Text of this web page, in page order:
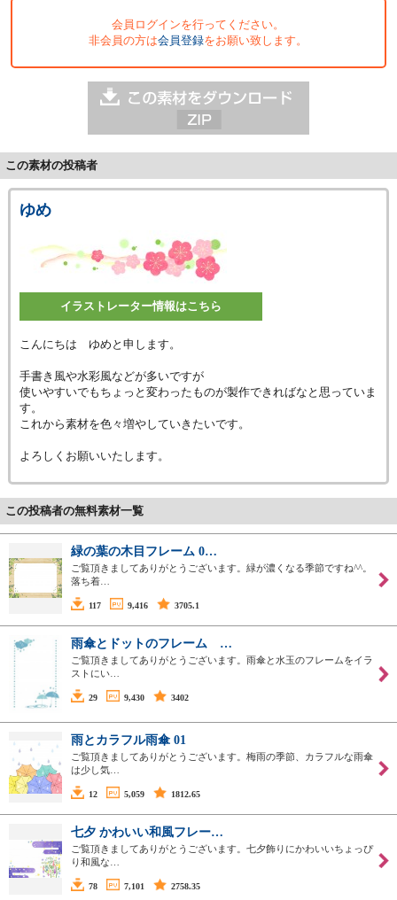
会員ログインを行ってください。
非会員の方は会員登録をお願い致します。
この素材の投稿者
ゆめ
イラストレーター情報はこちら
こんにちは ゆめと申します。
手書き風や水彩風などが多いですが
使いやすいでもちょっと変わったものが製作できればなと思っていま
す。
これから素材を色々増やしていきたいです。
よろしくお願いいたします。
この投稿者の無料素材一覧
緑の葉の木目フレーム 0…
ご覧頂きましてありがとうございます。緑が濃くなる季節ですね^^。
落ち着…
117 9,416 3705.1
雨傘とドットのフレーム …
ご覧頂きましてありがとうございます。雨傘と水玉のフレームをイラ
ストにい…
29 9,430 3402
雨とカラフル雨傘 01
ご覧頂きましてありがとうございます。梅雨の季節、カラフルな雨傘
は少し気…
12 5,059 1812.65
七夕 かわいい和風フレー…
ご覧頂きましてありがとうございます。七夕飾りにかわいいちょっぴ
り和風な…
78 7,101 2758.35